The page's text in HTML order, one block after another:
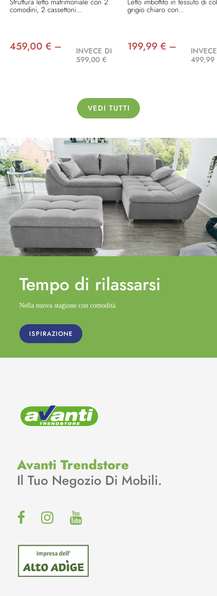
comodini, 2 cassettoni...
459,00 € –
INVECE DI
599,00 €
grigio chiaro con...
199,99 € –
499,99
VEDI TUTTI
Tempo di rilassarsi
Nella nuova stagione con comodità.
ISPIRAZIONE
Avanti Trendstore
Il Tuo Negozio Di Mobili.